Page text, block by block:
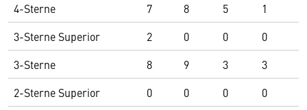
4-Sterne 7 8 5 1
3-Sterne Superior
2 0 0 0
3-Sterne
8 9 3 3
2-Sterne Superior
0 0 0 0